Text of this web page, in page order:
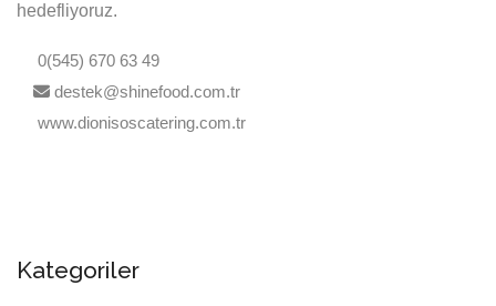
hedefliyoruz.
0(545) 670 63 49
destek@shinefood.com.tr
www.dionisoscatering.com.tr
Kategoriler